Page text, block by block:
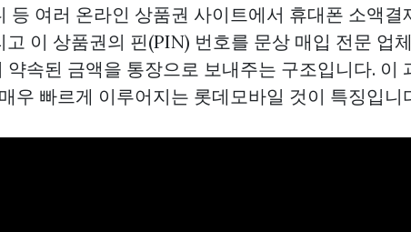
등 여러 온라인 상품권 사이트에서 휴대폰 소액결
고 이 상품권의 핀(PIN) 번호를 문상 매입 전문 업
약속된 금액을 통장으로 보내주는 구조입니다. 이
우 빠르게 이루어지는 롯데모바일 것이 특징입니